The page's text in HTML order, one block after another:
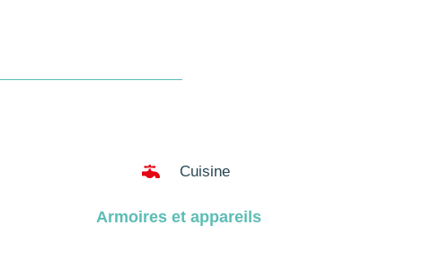
 Cuisine
Armoires et appareils